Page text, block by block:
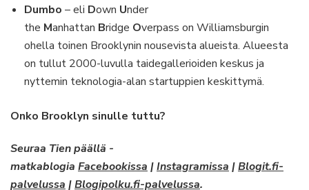
Dumbo – eli Down Under
the Manhattan Bridge Overpass on Williamsburgin
ohella toinen Brooklynin nousevista alueista. Alueesta
on tullut 2000-luvulla taidegallerioiden keskus ja
nyttemin teknologia-alan startuppien keskittymä.
Onko Brooklyn sinulle tuttu?
Seuraa Tien päällä -
matkablogia Facebookissa |Instagramissa |Blogit.fi-
palvelussa |Blogipolku.fi-palvelussa.